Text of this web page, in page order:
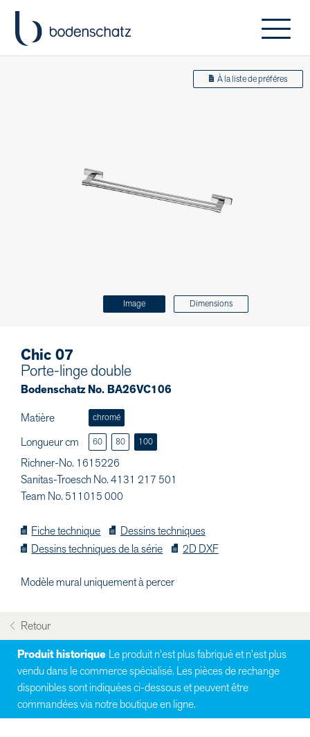
Image Dimensions
À la liste de préféres
Chic 07
Porte-linge double
Bodenschatz No. BA26VC106
Matière
chromé
Longueur cm 60 80 100
Richner-No. 1615226
Sanitas-Troesch No. 4131 217 501
Team No. 511015 000
Fiche technique
Dessins techniques
Dessins techniques de la série
2D DXF
Modèle mural uniquement à percer
Retour
Produit historique Le produit n'est plus fabriqué et n'est plus
vendu dans le commerce spécialisé. Les pièces de rechange
disponibles sont indiquées ci-dessous et peuvent être
commandées via notre boutique en ligne.